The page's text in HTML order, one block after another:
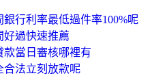
行利率最低過件率100%呢
好過快速推薦
款當日審核哪裡有
合法立刻放款呢